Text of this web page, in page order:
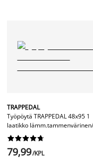
TRAPPEDAL
Työpöytä TRAPPEDAL 48x95 1
laatikko






79,99/KPL